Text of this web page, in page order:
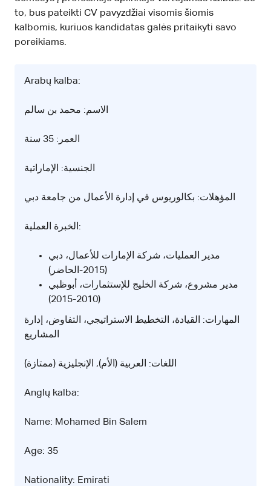
to, bus pateikti CV pavyzdžiai visomis šiomis
kalbomis, kuriuos kandidatas galės pritaikyti savo
poreikiams.
Arabų kalba:
الاسم: محمد بن سالم
العمر: 35 سنة
الجنسية: الإماراتية
المؤهلات: بكالوريوس في إدارة الأعمال من جامعة دبي
الخبرة العملية:
مدير العمليات، شركة الإمارات للأعمال، دبي
(2015-الحاضر)
مدير مشروع، شركة الخليج للإستثمارات، أبوظبي
(2010-2015)
المهارات: القيادة، التخطيط الاستراتيجي، التفاوض، إدارة
المشاريع
اللغات: العربية (الأم), الإنجليزية (ممتازة)
Anglų kalba:
Name: Mohamed Bin Salem
Age: 35
Nationality: Emirati